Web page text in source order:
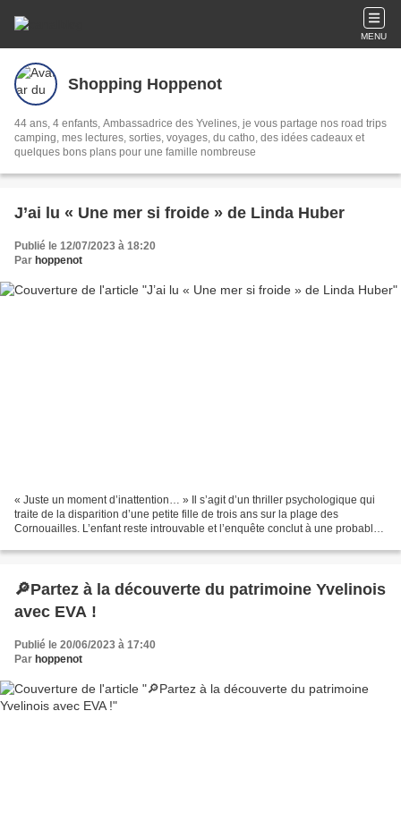
MENU
Shopping Hoppenot
44 ans, 4 enfants, Ambassadrice des Yvelines, je vous partage nos road trips
camping, mes lectures, sorties, voyages, du catho, des idées cadeaux et
quelques bons plans pour une famille nombreuse
J’ai lu « Une mer si froide » de Linda Huber
Publié le 12/07/2023 à 18:20
Par hoppenot
« Juste un moment d’inattention… » Il s’agit d’un thriller psychologique qui
traite de la disparition d’une petite fille de trois ans sur la plage des
Cornouailles. L’enfant reste introuvable et l’enquête conclut à une probable
🔎Partez à la découverte du patrimoine Yvelinois
avec EVA !
Publié le 20/06/2023 à 17:40
Par hoppenot